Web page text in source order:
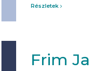
Részletek
Frim